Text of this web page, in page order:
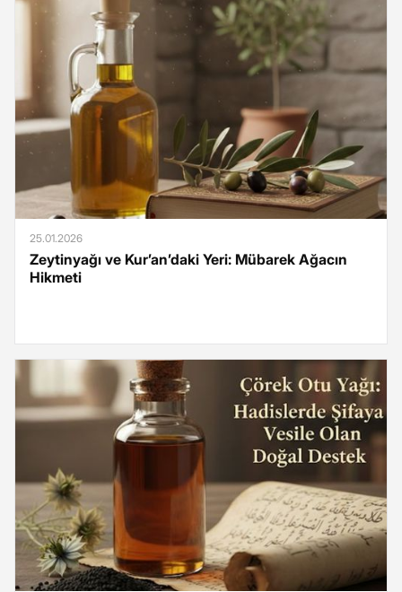
25.01.2026
Zeytinyağı ve Kur’an’daki Yeri: Mübarek Ağacın
Hikmeti